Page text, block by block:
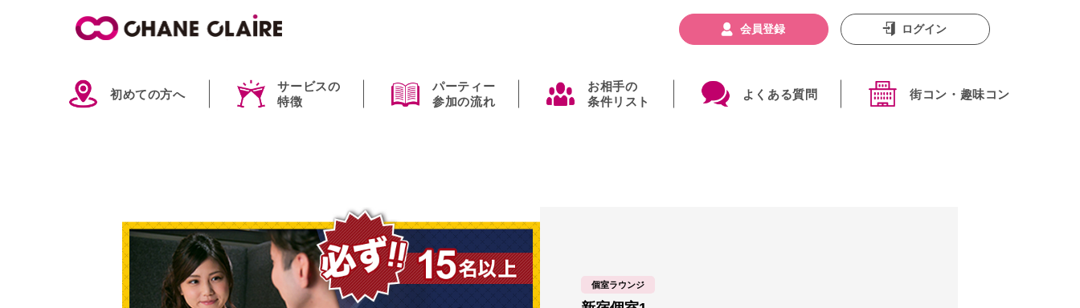
初めての方へ
サービスの
特徴
パーティー
参加の流れ
お相手の
条件リスト
よくある質問 街コン・趣味コン
会員登録 ログイン
個室ラウンジ